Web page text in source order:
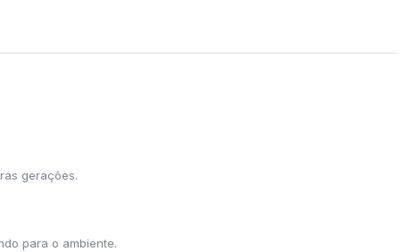
gerações.
para o ambiente.